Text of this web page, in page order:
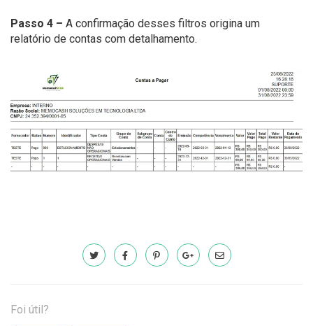
Passo 4 – A confirmação desses filtros origina um
relatório de contas com detalhamento.
Foi útil?